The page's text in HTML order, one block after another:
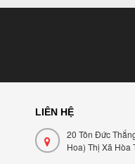
LIÊN HỆ
20 Tôn Đức
Hoa) Thị Xã Hòa